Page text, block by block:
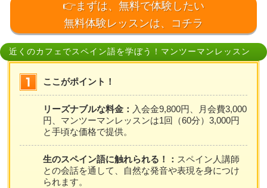
👉まずは、無料で体験したい
無料体験レッスンは、コチラ
近くのカフェでスペイン語を学ぼう！マンツーマンレッスン
ここがポイント！
リーズナブルな料金： 入会金9,800円、月会費3,000
円、マンツーマンレッスンは1回（60分）3,000円
と手頃な価格で提供。
生のスペイン語に触れられる！： スペイン人講師
との会話を通して、自然な発音や表現を身につけ
られます。